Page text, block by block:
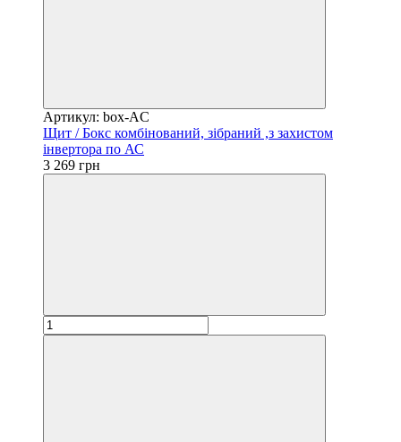
Артикул: box-AC
Щит / Бокс комбінований, зібраний ,з захистом
інвертора по АС
3 269 грн